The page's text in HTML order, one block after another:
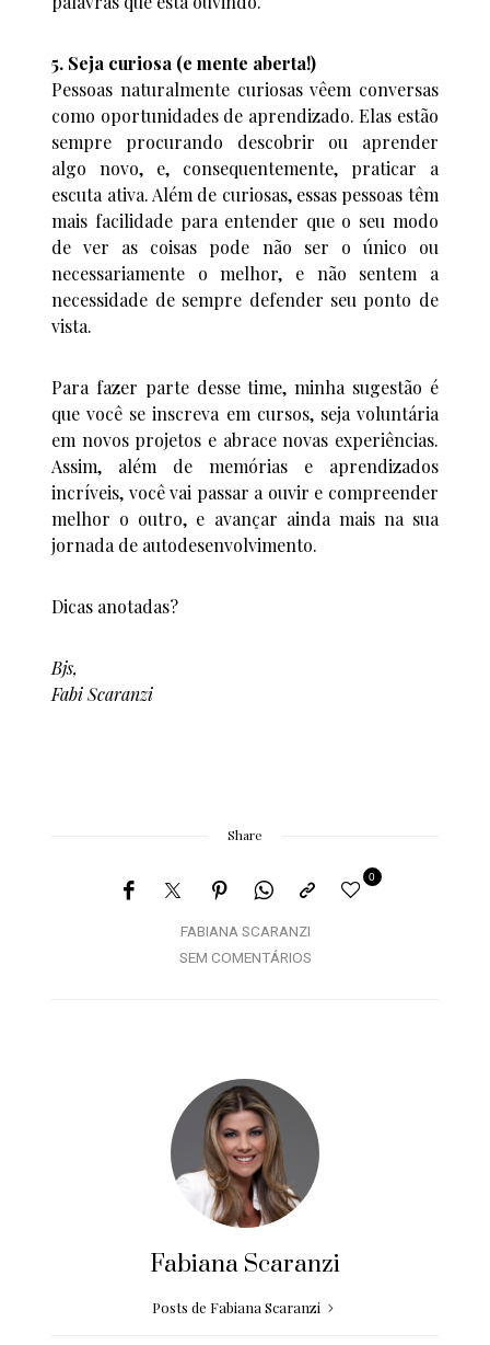
5. Seja curiosa (e mente aberta!)
Pessoas naturalmente curiosas vêem conversas
como oportunidades de aprendizado. Elas estão
sempre procurando descobrir ou aprender
algo novo, e, consequentemente, praticar a
escuta ativa. Além de curiosas, essas pessoas têm
mais facilidade para entender que o seu modo
de ver as coisas pode não ser o único ou
necessariamente o melhor, e não sentem a
necessidade de sempre defender seu ponto de
vista.
Para fazer parte desse time, minha sugestão é
que você se inscreva em cursos, seja voluntária
em novos projetos e abrace novas experiências.
Assim, além de memórias e aprendizados
incríveis, você vai passar a ouvir e compreender
melhor o outro, e avançar ainda mais na sua
jornada de autodesenvolvimento.
Dicas anotadas?
Bjs,
Fabi Scaranzi
Share
FABIANA SCARANZI
0
SEM COMENTÁRIOS
Fabiana Scaranzi
Posts de Fabiana Scaranzi